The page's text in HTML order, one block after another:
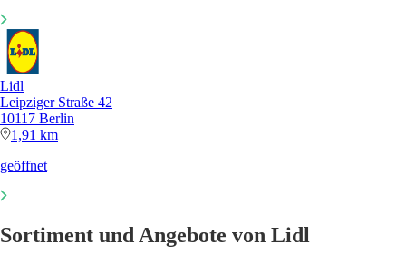
Lidl
Leipziger Straße 42
10117 Berlin
1,91 km
geöffnet
Sortiment und Angebote von Lidl